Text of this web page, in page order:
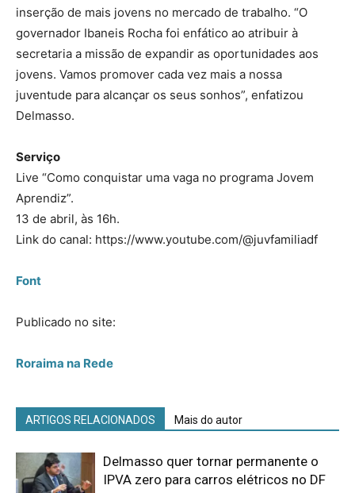
inserção de mais jovens no mercado de trabalho. “O
governador Ibaneis Rocha foi enfático ao atribuir à
secretaria a missão de expandir as oportunidades aos
jovens. Vamos promover cada vez mais a nossa
juventude para alcançar os seus sonhos”, enfatizou
Delmasso.
Serviço
Live “Como conquistar uma vaga no programa Jovem
Aprendiz”.
13 de abril, às 16h.
Link do canal: https://www.youtube.com/@juvfamiliadf
Font
Publicado no site:
Roraima na Rede
ARTIGOS RELACIONADOS Mais do autor
Delmasso quer tornar permanente o
IPVA zero para carros elétricos no DF